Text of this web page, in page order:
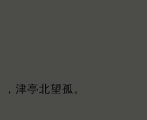
，津亭北望孤。